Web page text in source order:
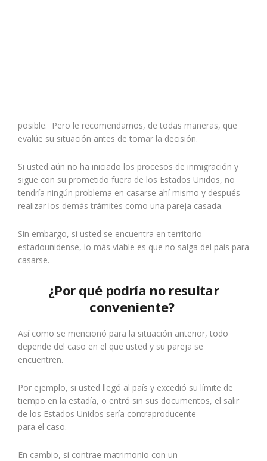
posible. Pero le recomendamos, de todas maneras, que
evalúe su situación antes de tomar la decisión.
Si usted aún no ha iniciado los procesos de inmigración y
sigue con su prometido fuera de los Estados Unidos, no
tendría ningún problema en casarse ahí mismo y después
realizar los demás trámites como una pareja casada.
Sin embargo, si usted se encuentra en territorio
estadounidense, lo más viable es que no salga del país para
casarse.
¿Por qué podría noresultar
conveniente?
Así como se mencionó para la situación anterior, todo
depende del caso en el que usted y su pareja se
encuentren.
Por ejemplo, si usted llegó al país y excedió su límite de
tiempo en la estadía, o entró sin sus documentos, el salir
de los Estados Unidos sería contraproducente
para el caso.
En cambio, si contrae matrimonio con un